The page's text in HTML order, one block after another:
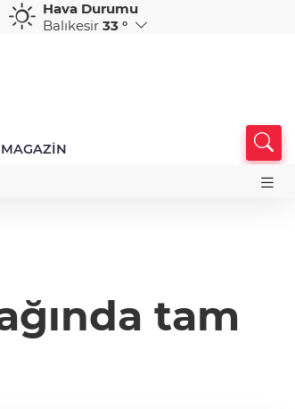
CHF
58,9325
CAD
33,9405
Hava Durumu
Balıkesir 33 °
MAGAZİN
tam